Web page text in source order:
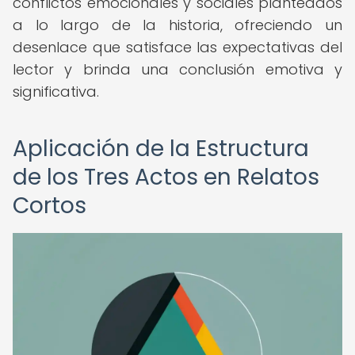
a lo largo de la historia, ofreciendo un
desenlace que satisface las expectativas del
lector y brinda una conclusión emotiva y
significativa.
Aplicación de la Estructura
de los Tres Actos en Relatos
Cortos